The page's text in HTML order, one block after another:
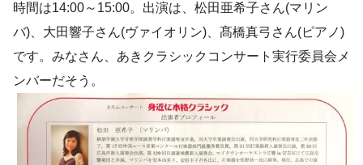
時間は14:00～15:00。出演は、松田亜希子さん(マリン
バ)、大田響子さん(ヴァイオリン)、髙橋真弓さん(ピアノ)
です。みなさん、あきクラシックコンサート実行委員会メ
ンバーだそう。